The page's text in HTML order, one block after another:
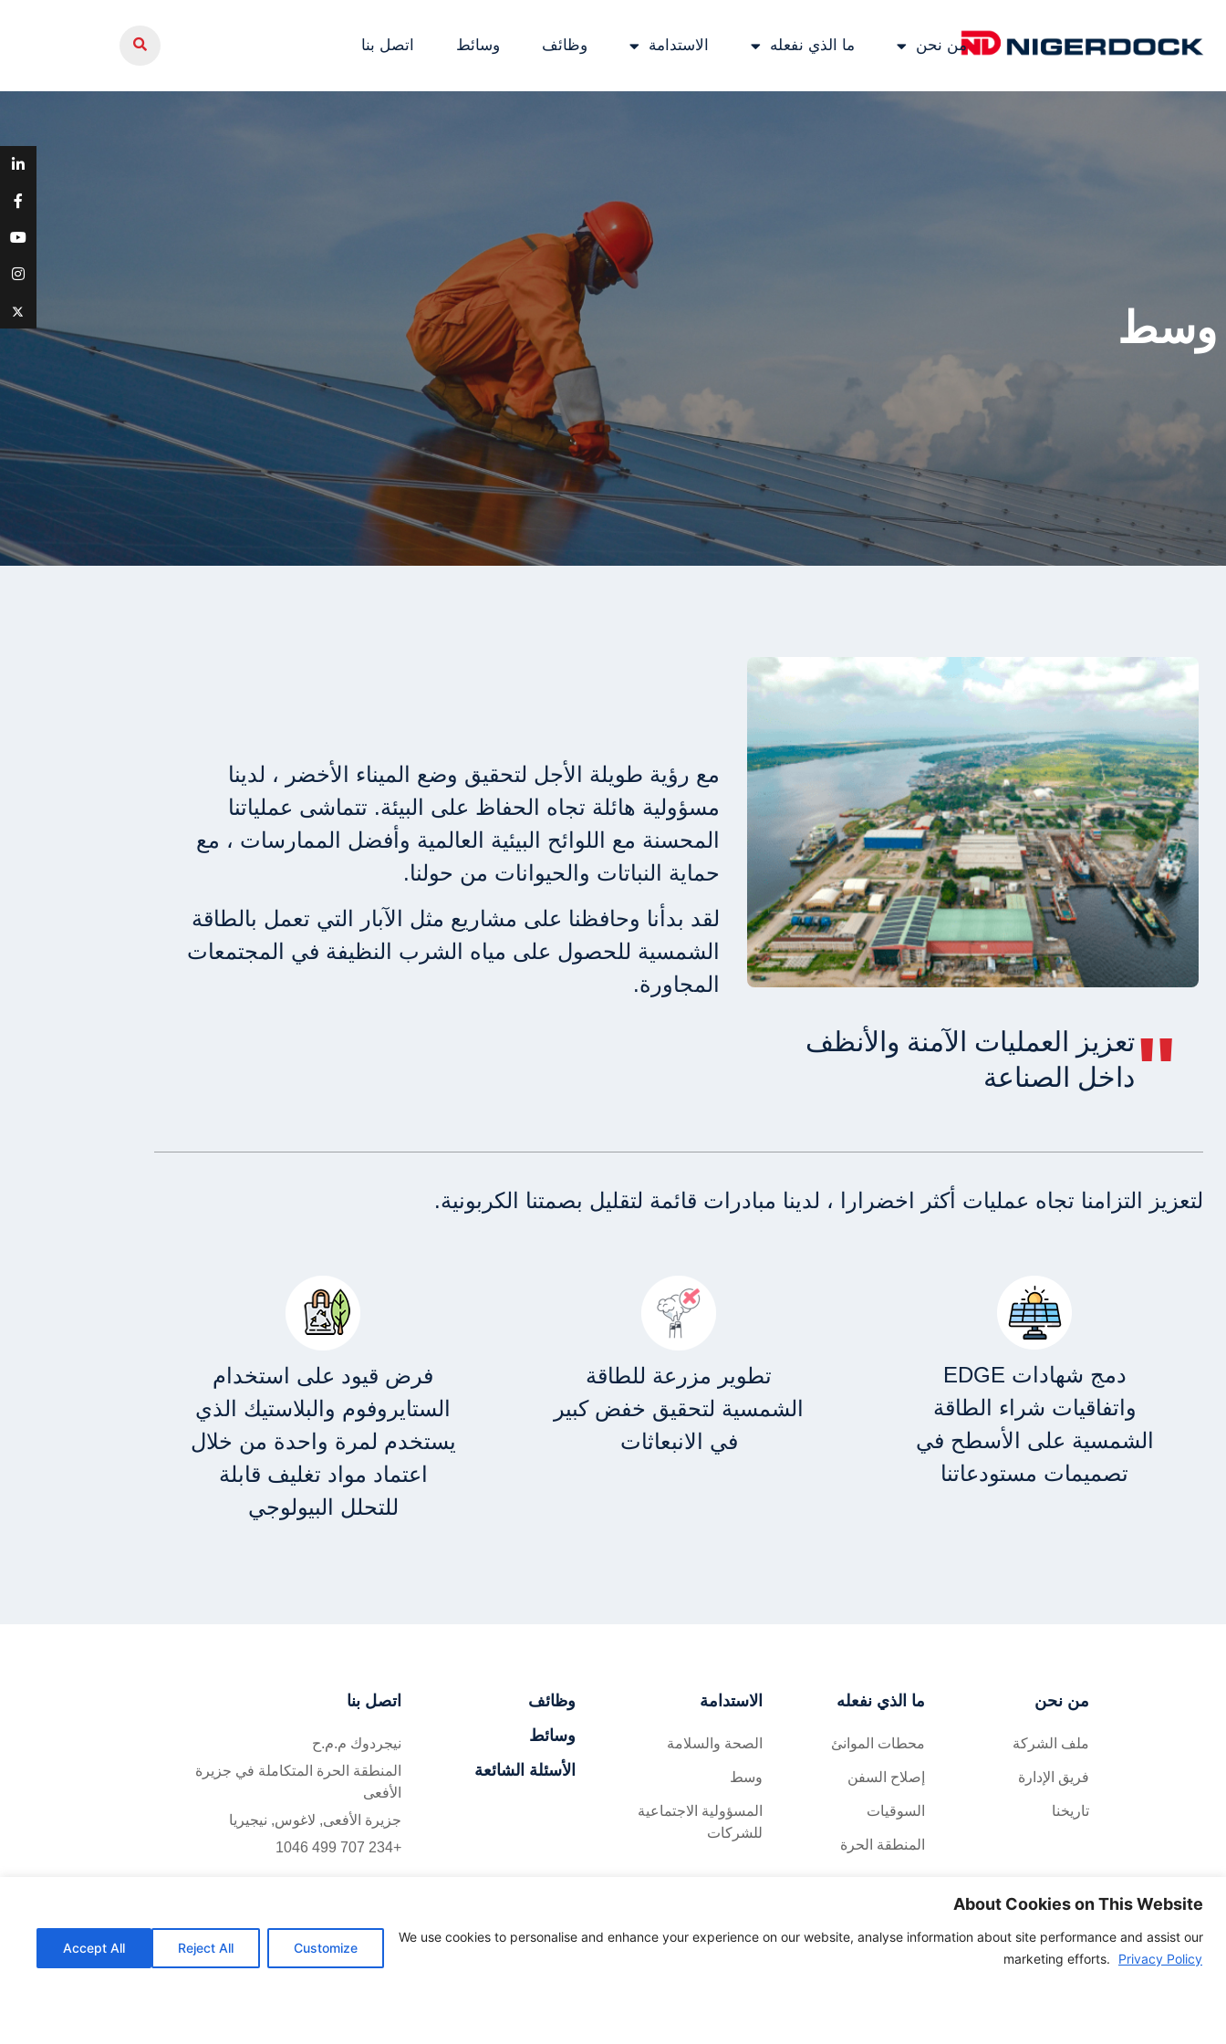
About Cookies on This Website
We use cookies to personalise and enhance your experience on our website, analyse information about site performance and assist our
marketing efforts.
Privacy Policy
Customize
Reject All
Accept All
من نحن ما الذي نفعله الاستدامة وظائف وسائط اتصل بنا
وسط
"تعزيز العمليات الآمنة والأنظف
داخل الصناعة
مع رؤية طويلة الأجل لتحقيق وضع الميناء الأخضر ، لدينا
مسؤولية هائلة تجاه الحفاظ على البيئة. تتماشى عملياتنا
المحسنة مع اللوائح البيئية العالمية وأفضل الممارسات ، مع
حماية النباتات والحيوانات من حولنا.
لقد بدأنا وحافظنا على مشاريع مثل الآبار التي تعمل بالطاقة
الشمسية للحصول على مياه الشرب النظيفة في المجتمعات
المجاورة.
لتعزيز التزامنا تجاه عمليات أكثر اخضرارا ، لدينا مبادرات قائمة لتقليل بصمتنا الكربونية.
دمج شهادات EDGE
واتفاقيات شراء الطاقة
الشمسية على الأسطح في
تصميمات مستودعاتنا
تطوير مزرعة للطاقة
الشمسية لتحقيق خفض كبير
في الانبعاثات
فرض قيود على استخدام
الستايروفوم والبلاستيك الذي
يستخدم لمرة واحدة من خلال
اعتماد مواد تغليف قابلة
للتحلل البيولوجي
من نحن
ملف الشركة
فريق الإدارة
تاريخنا
ما الذي نفعله
محطات الموانئ
إصلاح السفن
السوقيات
المنطقة الحرة
الاستدامة
الصحة والسلامة
وسط
المسؤولية الاجتماعية
للشركات
وظائف
وسائط
الأسئلة الشائعة
اتصل بنا
نيجردوك م.م.ح
المنطقة الحرة المتكاملة في جزيرة
الأفعى
جزيرة الأفعى, لاغوس, نيجيريا
+234 707 499 1046
العربية‏